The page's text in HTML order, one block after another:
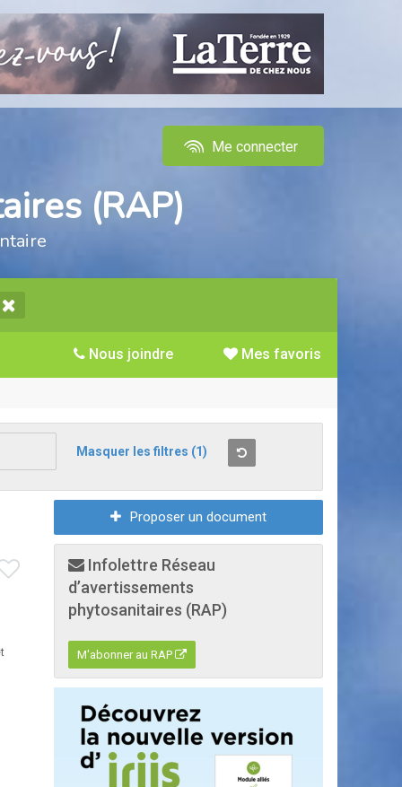
Me connecter
(RAP)
Mes favoris
Nous joindre
Masquer les filtres (1)
Proposer un document
Infolettre Réseau
d’avertissements
phytosanitaires (RAP)
M'abonner au RAP